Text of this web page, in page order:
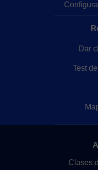
Dar
Test
Clases